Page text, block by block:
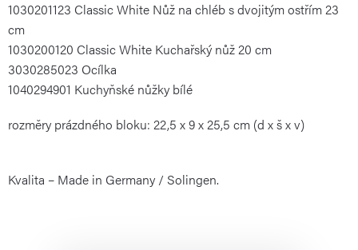
1030201123 Classic White Nůž na chléb s dvojitým ostřím 23
cm
1030200120 Classic White Kuchařský nůž 20 cm
3030285023 Ocílka
1040294901 Kuchyňské nůžky bílé
rozměry prázdného bloku: 22,5 x 9 x 25,5 cm (d x š x v)
Kvalita – Made in Germany / Solingen.